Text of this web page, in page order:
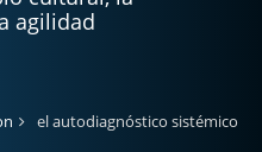
agilidad
el autodiagnóstico sistémico